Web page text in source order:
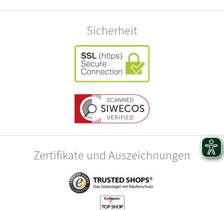
Sicherheit
Zertifikate und Auszeichnungen